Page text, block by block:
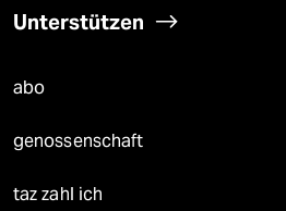
Unterstützen
abo
genossenschaft
taz zahl ich